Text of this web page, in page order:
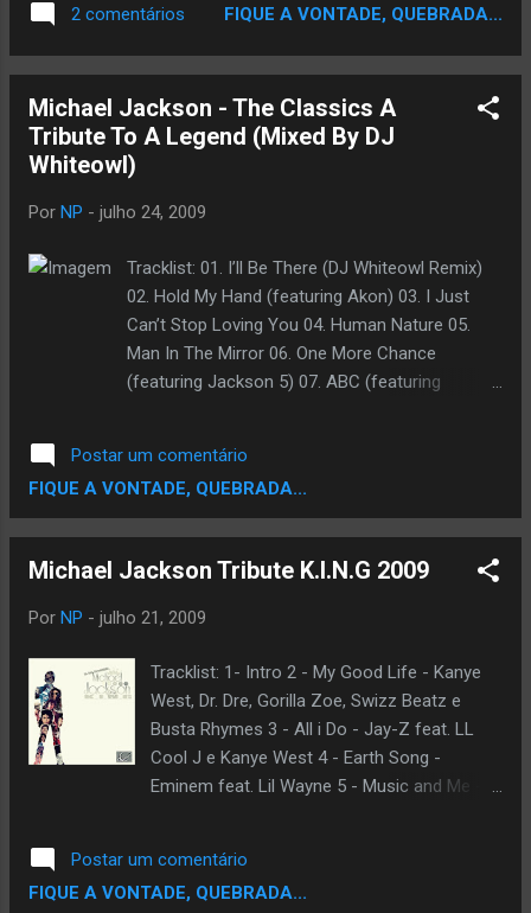
There,They Don't Care About Us,P.Y.T.
(Pretty_Young_Thing),Dont stop til you get
Criminal,Rock My World,Bad,Rock With You.
Track List 1- Intro MJ 2-Tupac ft Big e Big L
Jackson Feat Tupac,B.I.G Will You Be There
Wanna Ride [Prod.Beat Thug] 6-Tupac - My
Block [Prod.Beat Thug] 7-Michael Jackson
feat Slim Thug,Ti & Bun B -They Don't Care
Jackson Feat. Bigl e Trina- Rock My World
Buck -Bad [By Thug] 10-Young Buck feat Lil
Scrappy - Money in the Bank [By Thug]...
2 comentários FIQUE A VONTADE, QUEBRADA...
Michael Jackson - The Classics A
Tribute To A Legend (Mixed By DJ
Whiteowl)
Por NP - julho 24, 2009
Tracklist: 01. I’ll Be There (DJ Whiteowl Remix)
02. Hold My Hand (featuring Akon) 03. I Just
Can’t Stop Loving You 04. Human Nature 05.
Man In The Mirror 06. One More Chance
(featuring Jackson 5) 07. ABC (featuring
About Us 14. My Girl (featuring Jackson 5) 15.
Smooth Criminal 16. Ain’t No Sunshine 17. You
Are Not Alone 18. Ben 19. I’ll Be There (Original
Say Goodbye
Postar um comentário
FIQUE A VONTADE, QUEBRADA...
Michael Jackson Tribute K.I.N.G 2009
Por NP - julho 21, 2009
Tracklist: 1- Intro 2 - My Good Life - Kanye
West, Dr. Dre, Gorilla Zoe, Swizz Beatz e
Busta Rhymes 3 - All i Do - Jay-Z feat. LL
Cool J e Kanye West 4 - Earth Song -
Eminem feat. Lil Wayne 5 - Music and Me -
Beatz 7 - Gone to Soon - Young Buck feat.
The Game e Ludacris 8 - Billie Jean - Prince
Postar um comentário
FIQUE A VONTADE, QUEBRADA...